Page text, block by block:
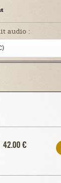
audio :
42.00 €